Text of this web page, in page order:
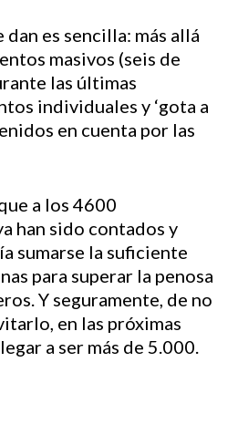
es sencilla: más allá
masivos (seis de
las últimas
individuales y ‘gota a
en cuenta por las
a los 4600
han sido contados y
sumarse la suficiente
para superar la penosa
Y seguramente, de no
en las próximas
a ser más de 5.000.